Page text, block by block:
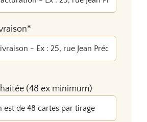
(48 ex minimum)